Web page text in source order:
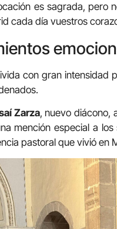
es sagrada, pero
cada día vuestros
con gran intensidad
Zarza, nuevo diácono,
mención especial a los
pastoral que vivió en